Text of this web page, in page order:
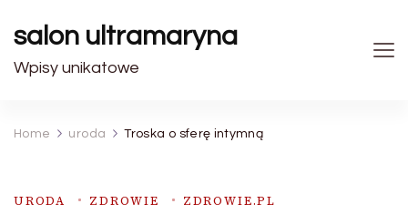
salon ultramaryna
Wpisy unikatowe
Home uroda Troska o sferę intymną
URODA ZDROWIE ZDROWIE.PL